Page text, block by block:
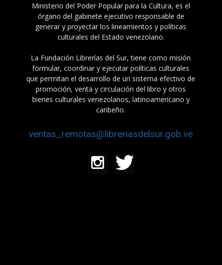
Ministerio del Poder Popular para la Cultura, es el
órgano del gabinete ejecutivo responsable de
generar y proyectar los lineamientos y políticas
culturales del Estado venezolano.
La Fundación Librerías del Sur, tiene como misión
formular, coordinar y ejecutar políticas culturales
que permitan el desarrollo de un sistema efectivo de
promoción, venta y circulación del libro y otros
bienes culturales venezolanos, latinoamericano y
caribeño.
ventas_remotas@libreriasdelsur.gob.ve